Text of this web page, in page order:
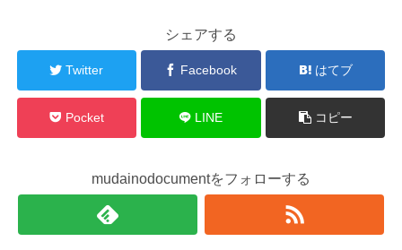
シェアする
Twitter Facebook はてブ
Pocket LINE コピー
mudainodocumentをフォローする